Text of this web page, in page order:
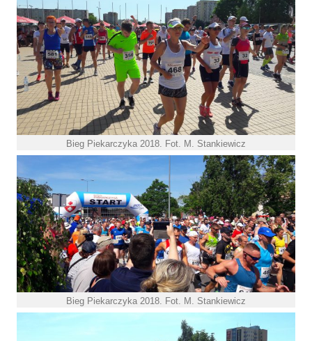
Bieg Piekarczyka 2018. Fot. M. Stankiewicz
Bieg Piekarczyka 2018. Fot. M. Stankiewicz